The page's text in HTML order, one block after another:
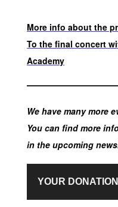
More info about the
To the final concert
Academy
We have many more
You can find more
in the upcoming
YOUR